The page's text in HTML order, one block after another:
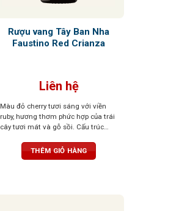
Rượu vang Tây Ban Nha
Faustino Red Crianza
Liên hệ
Màu đỏ cherry tươi sáng với viền
ruby, hương thơm phức hợp của trái
cây tươi mát và gỗ sồi. Cấu trúc
ngọt ngàoTHÊM GIỎ HÀNG